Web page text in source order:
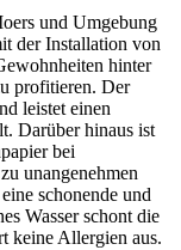
und Umgebung
der Installation von
hinter
profitieren. Der
leistet einen
Darüber hinaus ist
bei
unangenehmen
schonende und
Wasser schont die
keine Allergien aus.